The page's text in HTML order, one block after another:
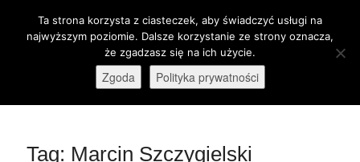
Otwórz pasek narzędzi
stare-kino.pl
ZAPRASZAMY
M
e
B
Tag: Marcin Szczygielski
Ta strona korzysta z ciasteczek, aby świadczyć usługi na
najwyższym poziomie. Dalsze korzystanie ze strony oznacza,
że zgadzasz się na ich użycie.
Zgoda Polityka prywatności